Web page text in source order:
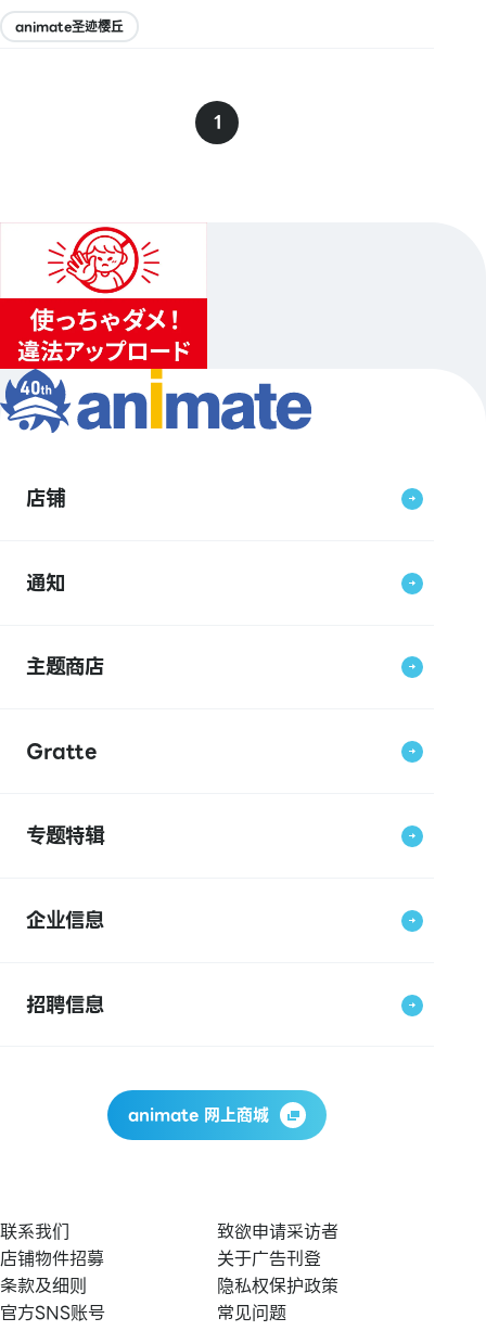
animate圣迹樱丘
1
店铺
通知
主题商店
Gratte
专题特辑
企业信息
招聘信息
animate 网上商城
联系我们
致欲申请采访者
店铺物件招募
关于广告刊登
条款及细则
隐私权保护政策
官方SNS账号
常见问题